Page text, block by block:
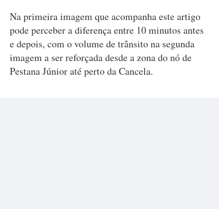
Na primeira imagem que acompanha este artigo
pode perceber a diferença entre 10 minutos antes
e depois, com o volume de trânsito na segunda
imagem a ser reforçada desde a zona do nó de
Pestana Júnior até perto da Cancela.